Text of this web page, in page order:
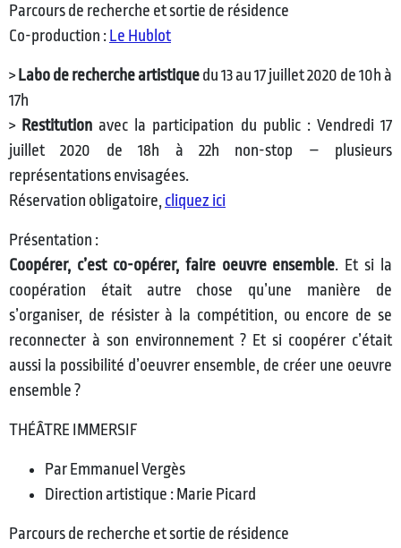
Parcours de recherche et sortie de résidence
Co-production : Le Hublot
>Labo de recherche artistique du 13 au 17 juillet 2020 de 10h à
17h
> Restitutionavec la participation du public : Vendredi 17
juillet 2020 de 18h à 22h non-stop – plusieurs
représentations envisagées.
Réservation obligatoire, cliquez ici
Présentation :
Coopérer, c’est co-opérer, faire oeuvre ensemble. Et si la
coopération était autre chose qu’une manière de
s’organiser, de résister à la compétition, ou encore de se
reconnecter à son environnement ? Et si coopérer c’était
aussi la possibilité d’oeuvrer ensemble, de créer une oeuvre
ensemble ?
THÉÂTRE IMMERSIF
Par Emmanuel Vergès
Direction artistique : Marie Picard
Parcours de recherche et sortie de résidence